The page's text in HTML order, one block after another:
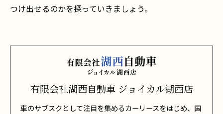
つけ出せるのかを探っていきましょう。
有限会社湖西自動車 ジョイカル湖西店
車のサブスクとして注目を集めるカーリースをはじめ、国